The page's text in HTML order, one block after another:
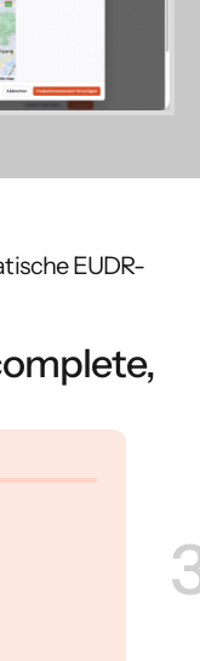
EUDR-